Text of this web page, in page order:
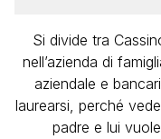
Si divide tra
nell’azienda di
aziendale e
laurearsi, perché
padre e lui